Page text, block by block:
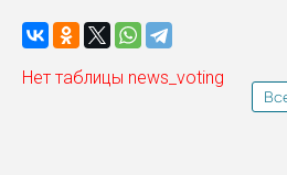
Нет таблицы news_voting